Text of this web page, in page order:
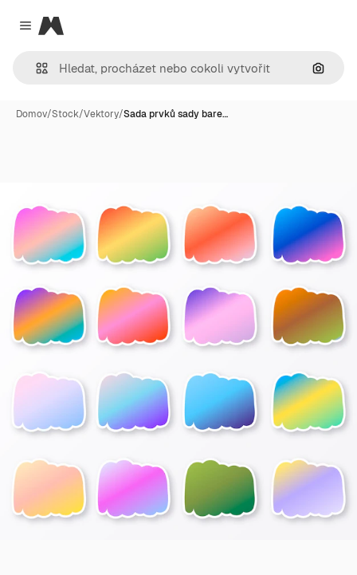
Close menu
Magnific
Hledat
Domov/Stock/Vektory/Sada prvků sady bare…